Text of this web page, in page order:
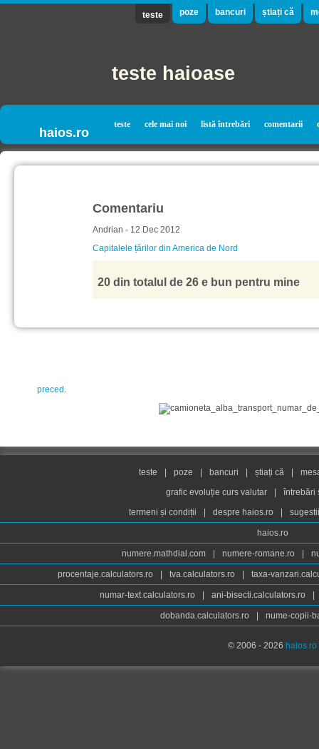
teste poze bancuri știați că
teste haioase
haios.ro
teste cele mai noi listă întrebări comentarii
Comentariu
Andrian - 12 Dec 2012
Capitalele țărilor din America de Nord
20 din totalul de 26 e bun pentru mine
preced.
teste poze bancuri știați că
grafic evoluție curs valutar
întrebări
termeni și condiții
despre haios.ro
haios.ro
numere.mathdial.com numere-romane.ro
procentaje.calculators.ro tva.calculators.ro taxa-
numar-text.calculators.ro ani-bisecti.calculators.ro
dobanda.calculators.ro nume-copii-
© 2006 - 2026 haios.ro